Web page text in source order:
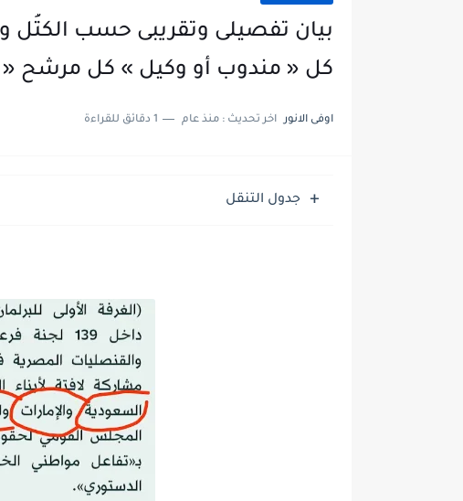
بيان تفصيلى وتقريبى حسب الكتُل
كل « مندوب أو وكيل » كل مرشح «
اوفى الانور اخر تحديث : منذ عام 1 دقائق للقراءة
جدول التنقل